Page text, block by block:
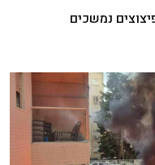
נמשכים